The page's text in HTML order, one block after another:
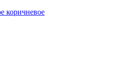
коричневое